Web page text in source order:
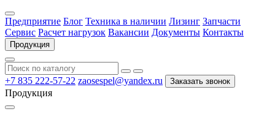
Предприятие Блог Техника в наличии Лизинг Запчасти
Сервис Расчет нагрузок Вакансии Документы Контакты
Продукция
+7 835 222-57-22 zaosespel@yandex.ru Заказать звонок
Продукция